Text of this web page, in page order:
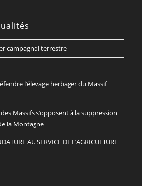
campagnol terrestre
l’élevage herbager du Massif
Massifs s’opposent à la suppression
la Montagne
AU SERVICE DE L’AGRICULTURE